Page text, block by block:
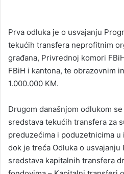
Prva odluka je o usvajanju
tekućih transfera neprofitnim
građana, Privrednoj komori
FBiH i kantona, te obrazovnim
1.000.000 KM.
Drugom današnjom odlukom
sredstava tekućih transfera za
preduzećima i poduzetnicima u
dok je treća Odluka o usvajanju
sredstava kapitalnih transfera